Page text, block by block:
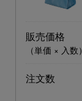
販売価格
（単価 × 入数）
注文数